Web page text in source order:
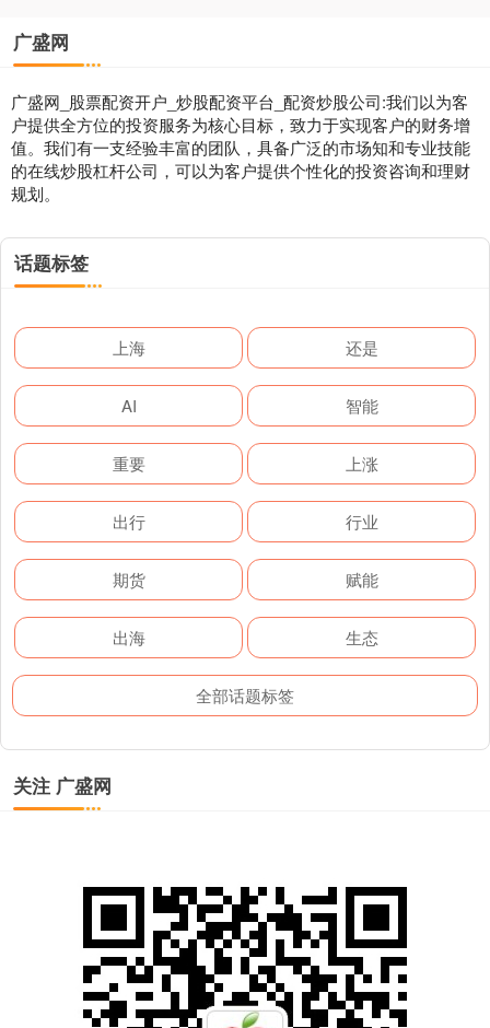
广盛网
广盛网_股票配资开户_炒股配资平台_配资炒股公司:我们以为客
户提供全方位的投资服务为核心目标，致力于实现客户的财务增
值。我们有一支经验丰富的团队，具备广泛的市场知和专业技能
的在线炒股杠杆公司，可以为客户提供个性化的投资咨询和理财
规划。
话题标签
上海 还是
AI 智能
重要 上涨
出行 行业
期货 赋能
出海 生态
全部话题标签
关注 广盛网